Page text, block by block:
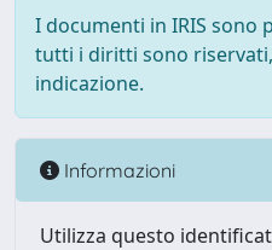
I documenti in IRIS sono
tutti i diritti sono
indicazione.
Informazioni
Utilizza questo